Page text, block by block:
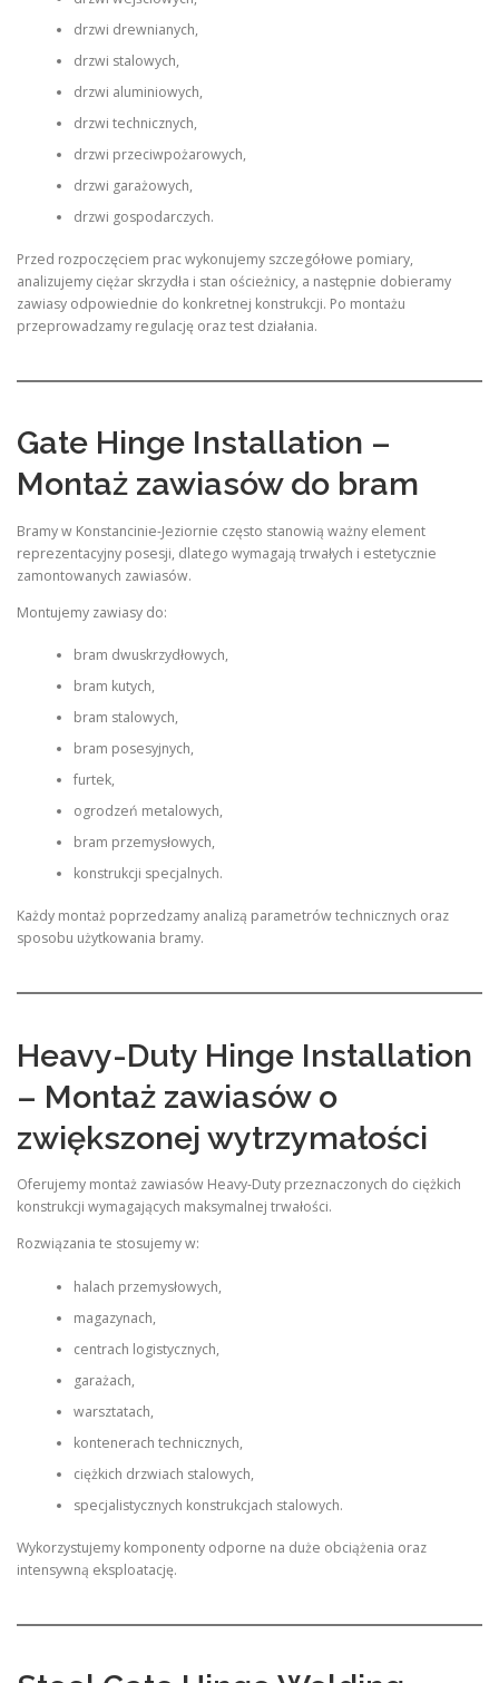
drzwi drewnianych,
drzwi stalowych,
drzwi aluminiowych,
drzwi technicznych,
drzwi przeciwpożarowych,
drzwi garażowych,
drzwi gospodarczych.
Przed rozpoczęciem prac wykonujemy szczegółowe pomiary,
analizujemy ciężar skrzydła i stan ościeżnicy, a następnie dobieramy
zawiasy odpowiednie do konkretnej konstrukcji. Po montażu
przeprowadzamy regulację oraz test działania.
Gate Hinge Installation –
Montaż zawiasów do bram
Bramy w Konstancinie-Jeziornie często stanowią ważny element
reprezentacyjny posesji, dlatego wymagają trwałych i estetycznie
zamontowanych zawiasów.
Montujemy zawiasy do:
bram dwuskrzydłowych,
bram kutych,
bram stalowych,
bram posesyjnych,
furtek,
ogrodzeń metalowych,
bram przemysłowych,
konstrukcji specjalnych.
Każdy montaż poprzedzamy analizą parametrów technicznych oraz
sposobu użytkowania bramy.
Heavy-Duty Hinge Installation
– Montaż zawiasów o
zwiększonej wytrzymałości
Oferujemy montaż zawiasów Heavy-Duty przeznaczonych do ciężkich
konstrukcji wymagających maksymalnej trwałości.
Rozwiązania te stosujemy w:
halach przemysłowych,
magazynach,
centrach logistycznych,
garażach,
warsztatach,
kontenerach technicznych,
ciężkich drzwiach stalowych,
specjalistycznych konstrukcjach stalowych.
Wykorzystujemy komponenty odporne na duże obciążenia oraz
intensywną eksploatację.